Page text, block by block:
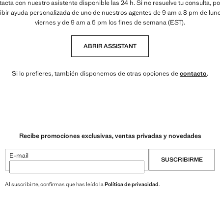
con nuestro asistente disponible las 24 h. Si no resuelve tu consulta,
ayuda personalizada de uno de nuestros agentes de 9 am a 8 pm de
viernes y de 9 am a 5 pm los fines de semana (EST).
ABRIR ASSISTANT
Si lo prefieres, también disponemos de otras opciones decontacto.
Recibe promociones exclusivas, ventas privadas y novedades
E-mail SUSCRIBIRME
Al suscribirte, confirmas que has leído la Política de privacidad.